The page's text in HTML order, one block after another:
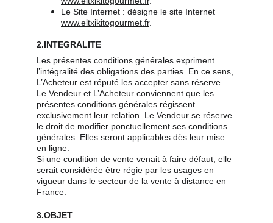
Le Site Internet : désigne le site Internet
www.eltxikitogourmet.fr.
2.INTEGRALITE
Les présentes conditions générales expriment
l’intégralité des obligations des parties. En ce sens,
L’Acheteur est réputé les accepter sans réserve.
Le Vendeur et L’Acheteur conviennent que les
présentes conditions générales régissent
exclusivement leur relation. Le Vendeur se réserve
le droit de modifier ponctuellement ses conditions
générales. Elles seront applicables dès leur mise
en ligne.
Si une condition de vente venait à faire défaut, elle
serait considérée être régie par les usages en
vigueur dans le secteur de la vente à distance en
France.
3.OBJET